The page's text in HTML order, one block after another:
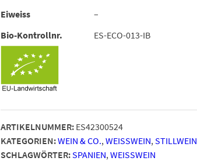
Eiweiss
–
Bio-Kontrollnr.
ES-ECO-013-IB
ARTIKELNUMMER: ES42300524
KATEGORIEN:WEIN & CO.,WEISSWEIN ,STILLWEIN
SCHLAGWÖRTER:SPANIEN,WEISSWEIN